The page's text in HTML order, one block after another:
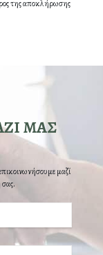
της αποκλήρωσης
ΜΑΣ
μαζί